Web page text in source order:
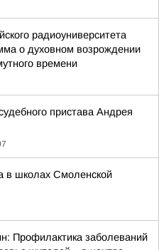
радиоуниверситета
о духовном возрождении
времени
пристава Андрея
в школах Смоленской
Профилактика заболеваний